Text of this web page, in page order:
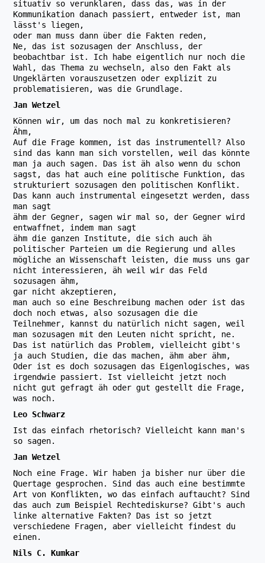
situativ so verunklaren, dass das, was in der
Kommunikation danach passiert, entweder ist, man
lässt's liegen,
oder man muss dann über die Fakten reden,
Ne, das ist sozusagen der Anschluss, der
beobachtbar ist. Ich habe eigentlich nur noch die
Wahl, das Thema zu wechseln, also den Fakt als
Ungeklärten vorauszusetzen oder explizit zu
problematisieren, was die Grundlage.
Jan Wetzel
Können wir, um das noch mal zu konkretisieren?
Ähm,
Auf die Frage kommen, ist das instrumentell? Also
sind das kann man sich vorstellen, weil das könnte
man ja auch sagen. Das ist äh also wenn du schon
sagst, das hat auch eine politische Funktion, das
strukturiert sozusagen den politischen Konflikt.
Das kann auch instrumental eingesetzt werden, dass
man sagt
ähm der Gegner, sagen wir mal so, der Gegner wird
entwaffnet, indem man sagt
ähm die ganzen Institute, die sich auch äh
politischer Parteien um die Regierung und alles
mögliche an Wissenschaft leisten, die muss uns gar
nicht interessieren, äh weil wir das Feld
sozusagen ähm,
gar nicht akzeptieren,
man auch so eine Beschreibung machen oder ist das
doch noch etwas, also sozusagen die die
Teilnehmer, kannst du natürlich nicht sagen, weil
man sozusagen mit den Leuten nicht spricht, ne.
Das ist natürlich das Problem, vielleicht gibt's
ja auch Studien, die das machen, ähm aber ähm,
Oder ist es doch sozusagen das Eigenlogisches, was
irgendwie passiert. Ist vielleicht jetzt noch
nicht gut gefragt äh oder gut gestellt die Frage,
was noch.
Leo Schwarz
Ist das einfach rhetorisch? Vielleicht kann man's
so sagen.
Jan Wetzel
Noch eine Frage. Wir haben ja bisher nur über die
Quertage gesprochen. Sind das auch eine bestimmte
Art von Konflikten, wo das einfach auftaucht? Sind
das auch zum Beispiel Rechtediskurse? Gibt's auch
linke alternative Fakten? Das ist so jetzt
verschiedene Fragen, aber vielleicht findest du
einen.
Nils C. Kumkar